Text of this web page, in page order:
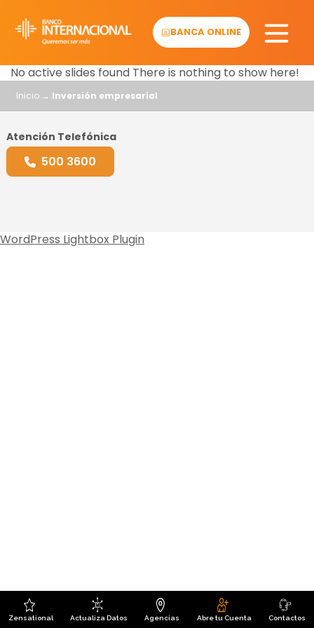
content
BANCA ONLINE
No active slides found There is nothing to show here!
Inicio → Inversión empresarial
Atención Telefónica
500 3600
Zensational Actualiza Datos Agencias Abre tu Cuenta Contactos
WordPress Lightbox Plugin